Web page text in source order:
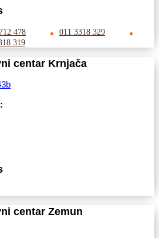
478
011 3318 329
319
centar Krnjača
centar Zemun